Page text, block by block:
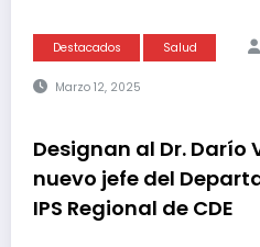
Destacados Salud
Marzo 12, 2025
Designan al Dr. Darío
nuevo jefe del
IPS Regional de CDE